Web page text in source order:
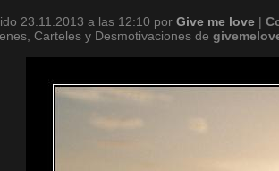
23.11.2013 a las 12:10 por Give me love |
Carteles y Desmotivaciones de